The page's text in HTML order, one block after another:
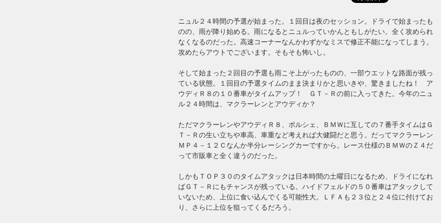
ニュル２４時間の予選が始まった。１回目は夜のセッション。ドライで始まったも
のの、雨が降り始める。雨になるとニュルっていかんともしがたい。全く攻められ
なくなるのだった。高速コーナーなんかわずかなミスで修正不能になってしまう。
攻めたらアウトでございます。そもそも怖いし。
そして始まった２回目の予選も雨こそ上がったものの、一部ウエットな路面が残っ
ている状態。１回目の予選タイムのまま決まりかと思いきや、驚きましたね！ ア
ウディＲ８の１０番車がタイムアップ！ ＧＴ－Ｒの前に入ってきた。今年のニュ
ル２４時間は、マクラーレンとアウディか？
ただマクラーレンやアウディＲ８、ポルシェ、ＢＭＷに互しての７番手タイムはＧ
Ｔ－Ｒの生い立ちや車高、車重など考えれば大健闘だと思う。だってマクラーレン
ＭＰ４－１２Ｃなんか半分レーシングカーですから。レース仕様のＢＭＷのＺ４だ
って市販車と全く違うのだった。
しかもＴＯＰ３０のタイムアタックは日本時間の土曜日になるため、ドライになれ
ばＧＴ－Ｒにもチャンスが残っている。ハイドフェルドの５０番車はアタックして
いないため、上位に食い込んでくる可能性大。ＬＦＡも２３位と２４位に付けてお
り、さらに上位を狙ってくるだろう。